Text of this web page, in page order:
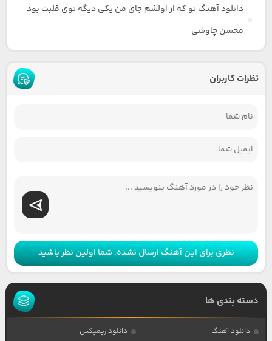
دانلود آهنگ تو که از اولشم جای من یکی دیگه توی قلبت بود
محسن چاوشی
نظرات کاربران
نظری برای این آهنگ ارسال نشده، شما اولین نظر باشید
دسته بندی ها
دانلود آهنگ دانلود ریمیکس